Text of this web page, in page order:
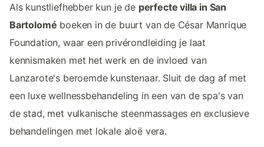
Als kunstliefhebber kun je de perfecte villa in San
Bartolomé boeken in de buurt van de César Manrique
Foundation, waar een privérondleiding je laat
kennismaken met het werk en de invloed van
Lanzarote's beroemde kunstenaar. Sluit de dag af met
een luxe wellnessbehandeling in een van de spa's van
de stad, met vulkanische steenmassages en exclusieve
behandelingen met lokale aloë vera.